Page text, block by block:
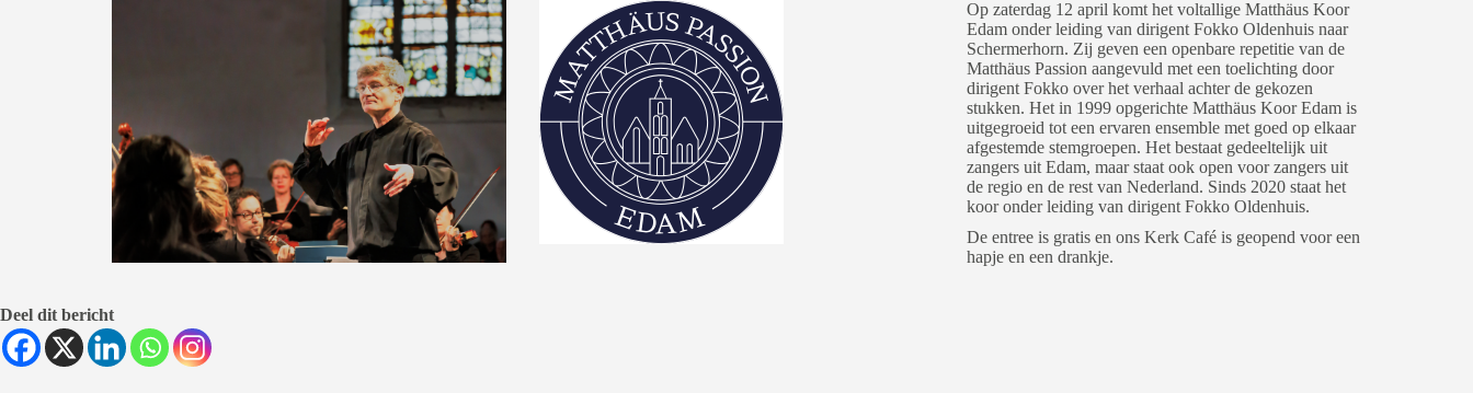
Op zaterdag 12 april komt het voltallige Matthäus Koor
Edam onder leiding van dirigent Fokko Oldenhuis naar
Schermerhorn. Zij geven een openbare repetitie van de
Matthäus Passion aangevuld met een toelichting door
dirigent Fokko over het verhaal achter de gekozen
stukken. Het in 1999 opgerichte Matthäus Koor Edam is
uitgegroeid tot een ervaren ensemble met goed op elkaar
afgestemde stemgroepen. Het bestaat gedeeltelijk uit
zangers uit Edam, maar staat ook open voor zangers uit
de regio en de rest van Nederland. Sinds 2020 staat het
koor onder leiding van dirigent Fokko Oldenhuis.
De entree is gratis en ons Kerk Café is geopend voor een
hapje en een drankje.
Deel dit bericht